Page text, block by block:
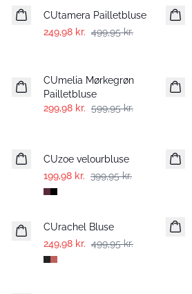
CUtamera Pailletbluse
249,98 kr. 499,95 kr.
CUmelia Mørkegrøn
Pailletbluse
299,98 kr. 599,95 kr.
CUzoe velourbluse
199,98 kr. 399,95 kr.
-50%
CUrachel Bluse
249,98 kr. 499,95 kr.